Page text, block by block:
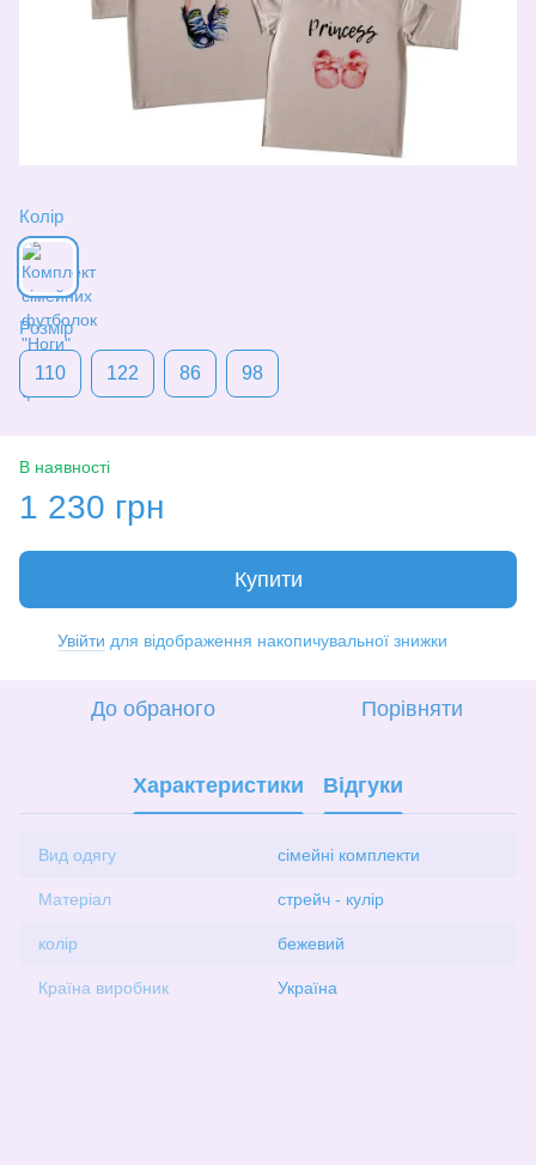
Колір
Розмір
110 122 86 98
В наявності
1 230 грн
Купити
Увійти для відображення накопичувальної знижки
До обраного Порівняти
Характеристики Відгуки
Вид одягу сімейні комплекти
Матеріал стрейч - кулір
колір бежевий
Країна виробник Україна